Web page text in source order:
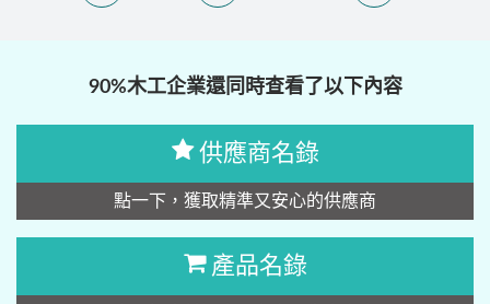
90%木工企業還同時查看了以下內容
供應商名錄
點一下，獲取精準又安心的供應商
產品名錄